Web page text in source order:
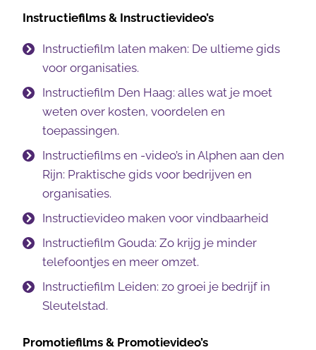
Instructiefilms & Instructievideo’s
Instructiefilm laten maken: De ultieme gids
voor organisaties.
Instructiefilm Den Haag: alles wat je moet
weten over kosten, voordelen en
toepassingen.
Instructiefilms en -video’s in Alphen aan den
Rijn: Praktische gids voor bedrijven en
organisaties.
Instructievideo maken voor vindbaarheid
Instructiefilm Gouda: Zo krijg je minder
telefoontjes en meer omzet.
Instructiefilm Leiden: zo groei je bedrijf in
Sleutelstad.
Promotiefilms & Promotievideo’s